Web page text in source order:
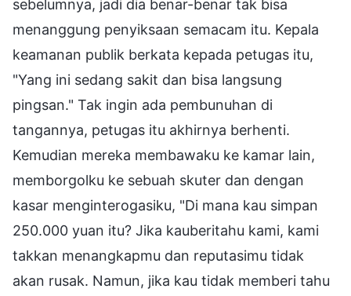
sebelumnya, jadi dia benar-benar tak bisa
menanggung penyiksaan semacam itu. Kepala
keamanan publik berkata kepada petugas itu,
"Yang ini sedang sakit dan bisa langsung
pingsan." Tak ingin ada pembunuhan di
tangannya, petugas itu akhirnya berhenti.
Kemudian mereka membawaku ke kamar lain,
memborgolku ke sebuah skuter dan dengan
kasar menginterogasiku, "Di mana kau simpan
250.000 yuan itu? Jika kauberitahu kami, kami
takkan menangkapmu dan reputasimu tidak
akan rusak. Namun, jika kau tidak memberi tahu